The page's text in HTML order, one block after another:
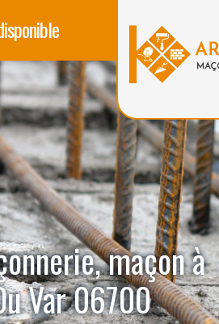
maçon à
Var 06700